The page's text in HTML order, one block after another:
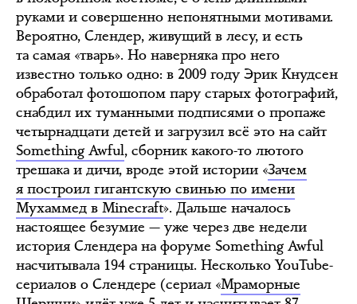
руками и совершенно непонятными мотивами.
Вероятно, Слендер, живущий в лесу, и есть
та самая «тварь». Но наверняка про него
известно только одно: в 2009 году Эрик Кнудсен
обработал фотошопом пару старых фотографий,
снабдил их туманными подписями о пропаже
четырнадцати детей и загрузил всё это на сайт
Something Awful, сборник какого-то лютого
трешака и дичи, вроде этой истории «Зачем
я построил гигантскую свинью по имени
Мухаммед в Minecraft». Дальше началось
настоящее безумие — уже через две недели
история Слендера на форуме Something Awful
насчитывала 194 страницы. Несколько YouTube-
сериалов о Слендере (сериал «Мраморные